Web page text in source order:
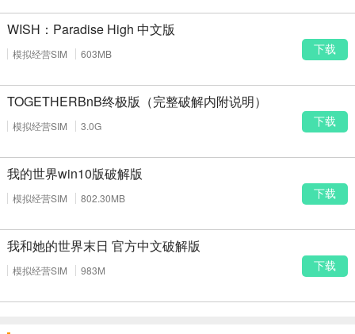
WISH：Paradise High 中文版
模拟经营SIM 603MB 下载
TOGETHERBnB终极版（完整破解内附说明）
模拟经营SIM 3.0G 下载
我的世界win10版破解版
模拟经营SIM 802.30MB 下载
我和她的世界末日 官方中文破解版
模拟经营SIM 983M 下载